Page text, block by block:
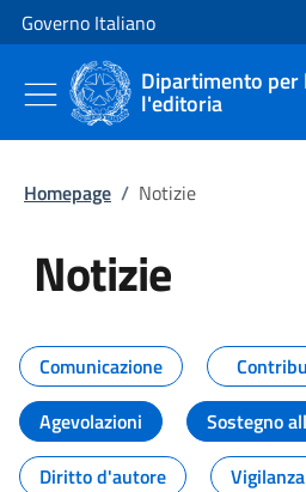
Vai al contenuto
Vai alla navigazione del sito
Governo Italiano
Dipartimento
l'editoria
Homepage / Notizie
Notizie
Tutti i contenuti
Comunicazione
Agevolazioni
Sostegno
Diritto d'autore